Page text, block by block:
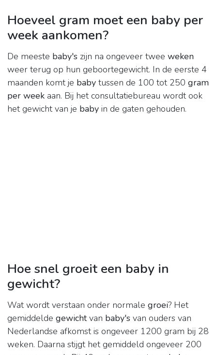
Hoeveel gram moet een baby per
week aankomen?
De meeste baby's zijn na ongeveer twee weken
weer terug op hun geboortegewicht. In de eerste 4
maanden komt je baby tussen de 100 tot 250 gram
per week aan. Bij het consultatiebureau wordt ook
het gewicht van je baby in de gaten gehouden.
Hoe snel groeit een baby in
gewicht?
Wat wordt verstaan onder normale groei? Het
gemiddelde gewichtvan baby's van ouders van
Nederlandse afkomst is ongeveer 1200 gram bij 28
weken. Daarna stijgt het gemiddeld ongeveer 200